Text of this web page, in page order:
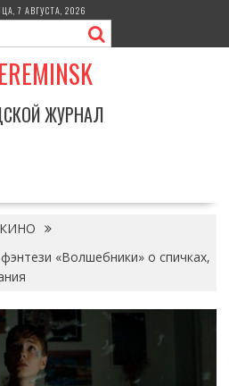
7 АВГУСТА, 2026
ЖУРНАЛ
КИНО
«Волшебники» о спичках,